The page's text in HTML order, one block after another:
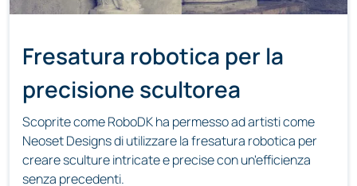
Fresatura robotica per la
precisione scultorea
Scoprite come RoboDK ha permesso ad artisti come
Neoset Designs di utilizzare la fresatura robotica per
creare sculture intricate e precise con un'efficienza
senza precedenti.